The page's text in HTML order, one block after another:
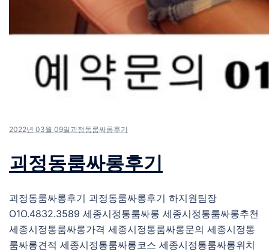
2022년 03월 09일 괴정동룸싸롱후기
괴정동룸싸롱후기
괴정동룸싸롱후기 괴정동룸싸롱후기 하지원팀장
O1O.4832.3589 세종시정통룸싸롱 세종시정통룸싸롱추천
세종시정통룸싸롱가격 세종시정통룸싸롱문의 세종시정통
룸싸롱견적 세종시정통룸싸롱코스 세종시정통룸싸롱위치